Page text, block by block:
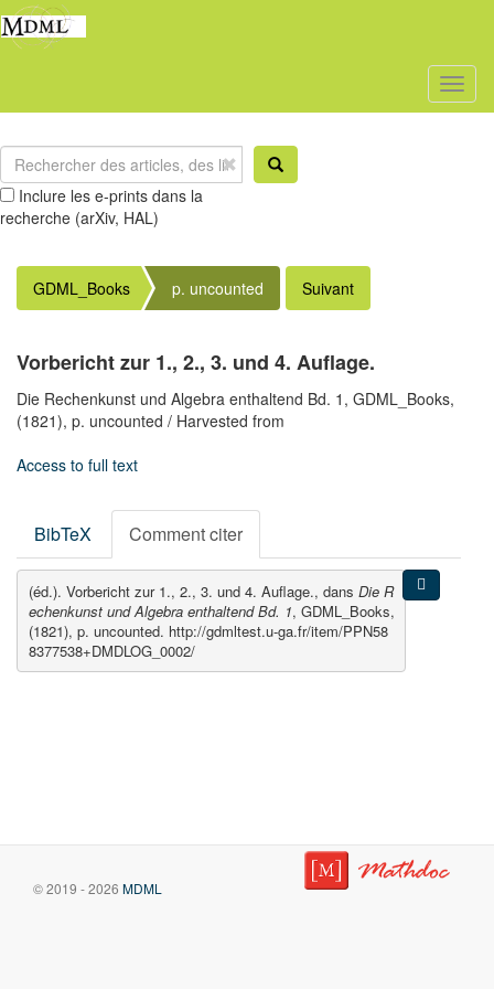
Inclure les e-prints dans la
recherche (arXiv, HAL)
GDML_Books p. uncounted Suivant
Vorbericht zur 1., 2., 3. und 4. Auflage.
Die Rechenkunst und Algebra enthaltend Bd. 1, GDML_Books,
(1821), p. uncounted / Harvested from
Access to full text
BibTeX Comment citer
(éd.). Vorbericht zur 1., 2., 3. und 4. Auflage., dans Die R
echenkunst und Algebra enthaltend Bd. 1, GDML_Books,
(1821), p. uncounted. http://gdmltest.u-ga.fr/item/PPN58
8377538+DMDLOG_0002/
© 2019 - 2026 MDML